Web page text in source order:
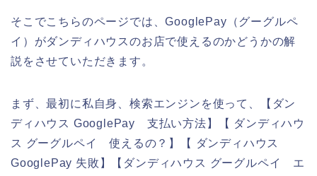
そこでこちらのページでは、GooglePay（グーグルペ
イ）がダンディハウスのお店で使えるのかどうかの解
説をさせていただきます。
まず、最初に私自身、検索エンジンを使って、【ダン
ディハウス GooglePay 支払い方法】【 ダンディハウ
ス グーグルペイ 使えるの？】【 ダンディハウス
GooglePay 失敗】【ダンディハウス グーグルペイ エ